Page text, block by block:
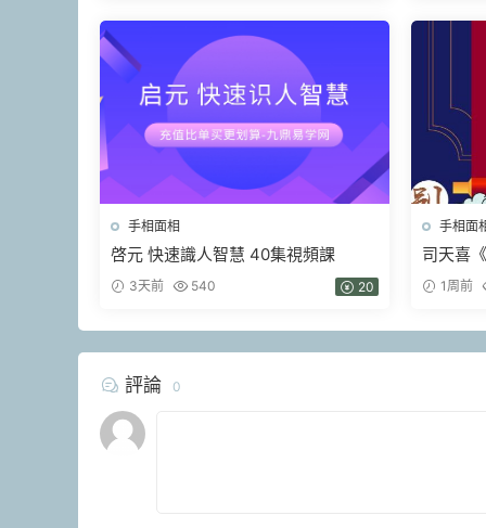
手相面相
啓元 快速識人智慧 40集視頻課
3天前 540 20
手相面
司天喜
版】1周前
評論 0